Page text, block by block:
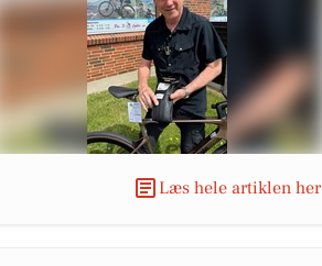
Læs hele artiklen her